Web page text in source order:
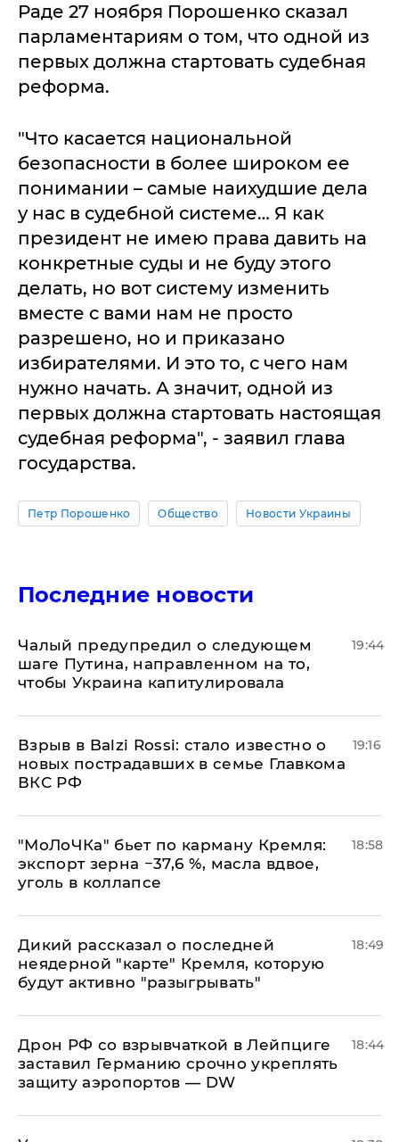
Раде 27 ноября Порошенко сказал
парламентариям о том, что одной из
первых должна стартовать судебная
реформа.
"Что касается национальной
безопасности в более широком ее
понимании – самые наихудшие дела
у нас в судебной системе… Я как
президент не имею права давить на
конкретные суды и не буду этого
делать, но вот систему изменить
вместе с вами нам не просто
разрешено, но и приказано
избирателями. И это то, с чего нам
нужно начать. А значит, одной из
первых должна стартовать настоящая
судебная реформа", - заявил глава
государства.
Петр Порошенко Общество Новости Украины
Последние новости
Чалый предупредил о следующем
шаге Путина, направленном на то,
чтобы Украина капитулировала
19:44
Взрыв в Balzi Rossi: стало известно о
новых пострадавших в семье Главкома
ВКС РФ
19:16
​"МоЛоЧКа" бьет по карману Кремля:
экспорт зерна −37,6 %, масла вдвое,
уголь в коллапсе
18:58
Дикий рассказал о последней
неядерной "карте" Кремля, которую
будут активно "разыгрывать"
18:49
​Дрон РФ со взрывчаткой в Лейпциге
заставил Германию срочно укреплять
защиту аэропортов — DW
18:44